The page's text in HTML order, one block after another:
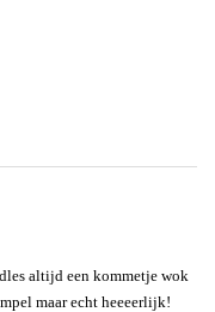
altijd een kommetje wok
maar echt heeeerlijk!